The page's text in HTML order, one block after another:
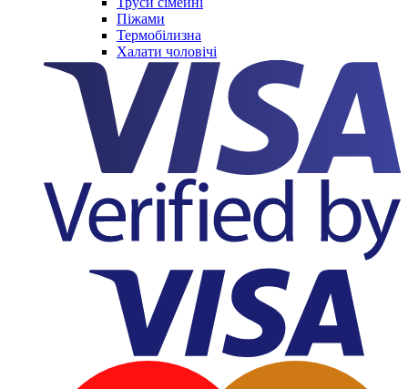
Піжами
Термобілизна
Халати чоловічі